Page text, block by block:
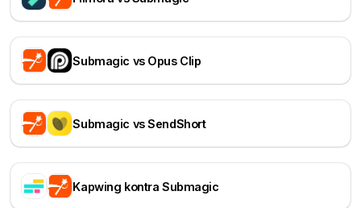
Submagic vs Opus Clip
Submagic vs SendShort
Kapwing kontra Submagic